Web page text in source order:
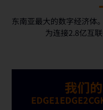
东南亚最大的数字经济体
为连接2.8亿互
我们
EDGE1EDGE2